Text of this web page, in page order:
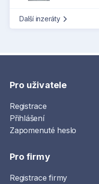
Další inzeráty
Pro uživatele
Registrace
Přihlášení
Zapomenuté heslo
Pro firmy
Registrace firmy